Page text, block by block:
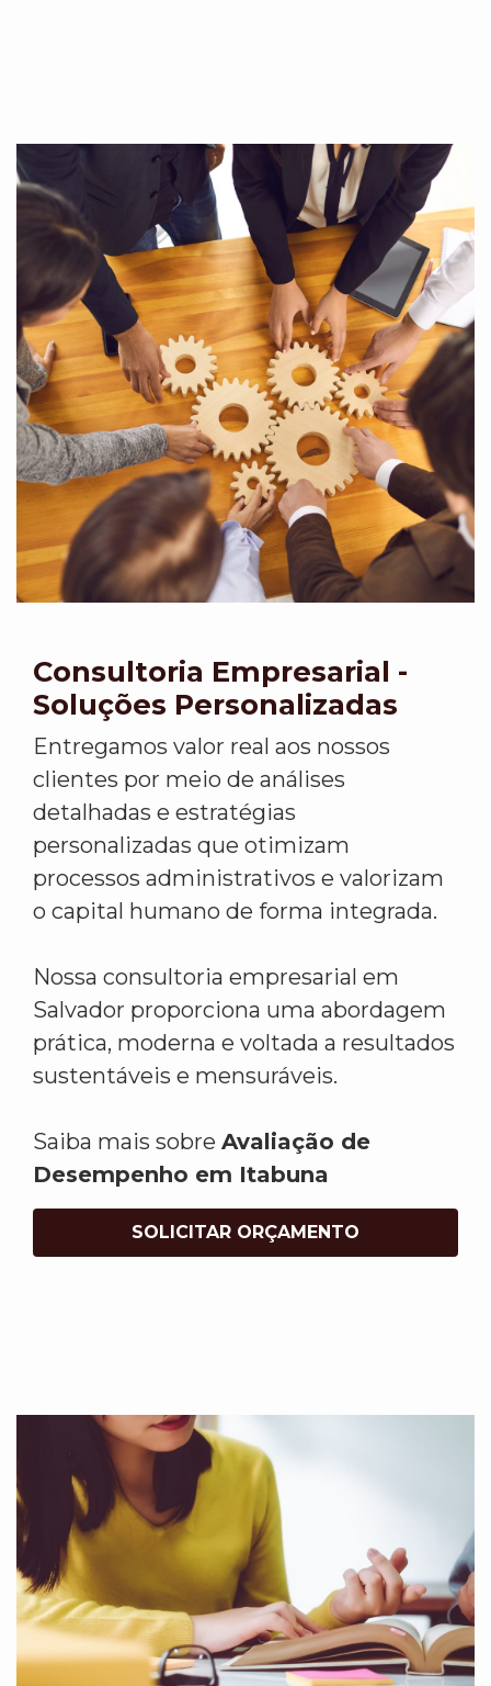
Consultoria Empresarial -
Soluções Personalizadas
Entregamos valor real aos nossos
clientes por meio de análises
detalhadas e estratégias
personalizadas que otimizam
processos administrativos e valorizam
o capital humano de forma integrada.
Nossa consultoria empresarial em
Salvador proporciona uma abordagem
prática, moderna e voltada a resultados
sustentáveis e mensuráveis.
Saiba mais sobre Avaliação de
Desempenho em Itabuna
SOLICITAR ORÇAMENTO